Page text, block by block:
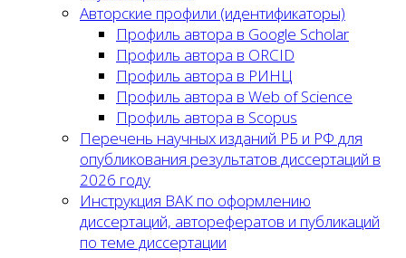
Авторские профили (идентификаторы)
Профиль автора в Google Scholar
Профиль автора в ORCID
Профиль автора в РИНЦ
Профиль автора в Web of Science
Профиль автора в Scopus
Перечень научных изданий РБ и РФ для
опубликования результатов диссертаций в
2026 году
Инструкция ВАК по оформлению
диссертаций, авторефератов и публикаций
по теме диссертации